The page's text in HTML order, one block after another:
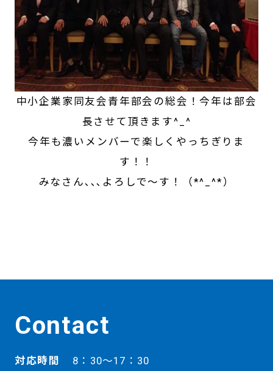
中小企業家同友会青年部会の総会！今年は部会
長させて頂きます^_^
今年も濃いメンバーで楽しくやっちぎりま
す！！
みなさん､､､よろしで～す！（*^_^*）
Contact
対応時間
8：30～17：30